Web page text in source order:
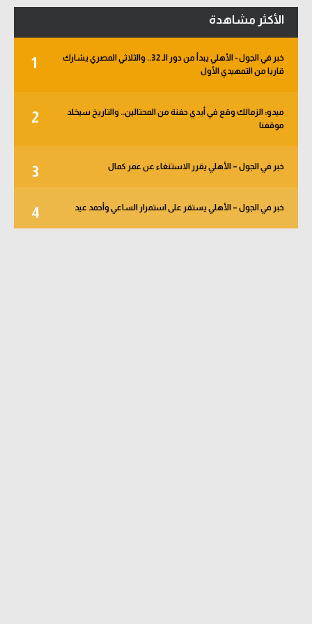
الأكثر مشاهدة
1
خبر في الجول - الأهلي يبدأ من دور الـ 32.. والثلاثي المصري يشارك
قاريا من التمهيدي الأول
2
ميدو: الزمالك وقع في أيدي حفنة من المحتالين.. والتاريخ سيخلد
موقفنا
3 خبر في الجول – الأهلي يقرر الاستنغاء عن عمر كمال
4 خبر في الجول – الأهلي يستقر على استمرار الساعي وأحمد عيد